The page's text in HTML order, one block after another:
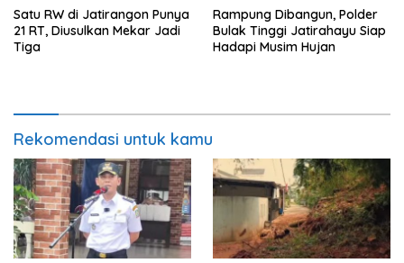
Satu RW di Jatirangon Punya
21 RT, Diusulkan Mekar Jadi
Tiga
Rampung Dibangun, Polder
Bulak Tinggi Jatirahayu Siap
Hadapi Musim Hujan
Rekomendasi untuk kamu